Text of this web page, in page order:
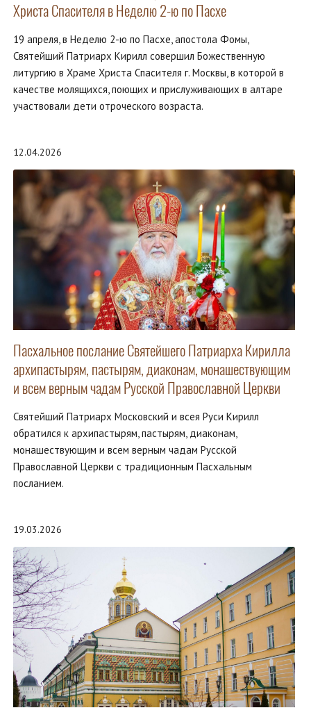
Христа Спасителя в Неделю 2-ю по Пасхе
19 апреля, в Неделю 2-ю по Пасхе, апостола Фомы,
Святейший Патриарх Кирилл совершил Божественную
литургию в Храме Христа Спасителя г. Москвы, в которой в
качестве молящихся, поющих и прислуживающих в алтаре
участвовали дети отроческого возраста.
12.04.2026
Пасхальное послание Святейшего Патриарха Кирилла
архипастырям, пастырям, диаконам, монашествующим
и всем верным чадам Русской Православной Церкви
Святейший Патриарх Московский и всея Руси Кирилл
обратился к архипастырям, пастырям, диаконам,
монашествующим и всем верным чадам Русской
Православной Церкви с традиционным Пасхальным
посланием.
19.03.2026